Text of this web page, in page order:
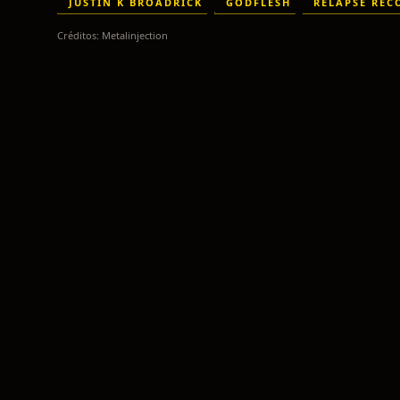
Créditos: Metalinjection